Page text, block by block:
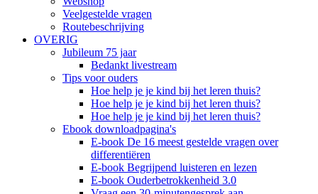
Veelgestelde vragen
Routebeschrijving
OVERIG
Jubileum 75 jaar
Bedankt livestream
Tips voor ouders
Hoe help je je kind bij het leren thuis?
Hoe help je je kind bij het leren thuis?
Hoe help je je kind bij het leren thuis?
Ebook downloadpagina's
E-book De 16 meest gestelde vragen over
differentiëren
E-book Begrijpend luisteren en lezen
E-book Ouderbetrokkenheid 3.0